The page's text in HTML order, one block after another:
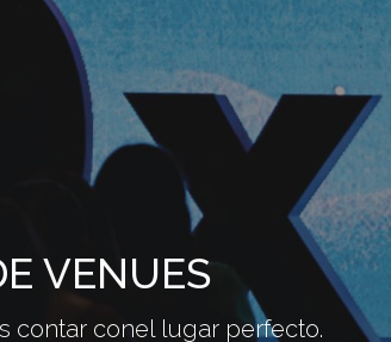
VENUES
contar con​ el lugar perfecto.